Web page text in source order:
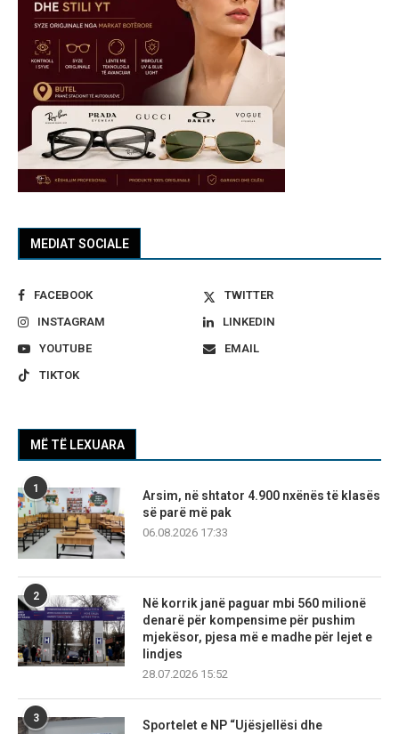
MEDIAT SOCIALE
FACEBOOK
TWITTER
INSTAGRAM
LINKEDIN
YOUTUBE
EMAIL
TIKTOK
MË TË LEXUARA
1
Arsim, në shtator 4.900 nxënës të klasës
së parë më pak
06.08.2026 17:33
2
Në korrik janë paguar mbi 560 milionë
denarë për kompensime për pushim
mjekësor, pjesa më e madhe për lejet e
lindjes
28.07.2026 15:52
3
Sportelet e NP “Ujësjellësi dhe